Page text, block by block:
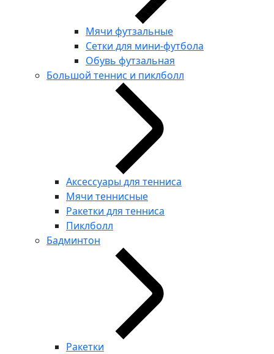
Мячи футзальные
Сетки для мини-футбола
Обувь футзальная
Большой теннис и пиклболл
Аксессуары для тенниса
Мячи теннисные
Ракетки для тенниса
Пиклболл
Бадминтон
Ракетки